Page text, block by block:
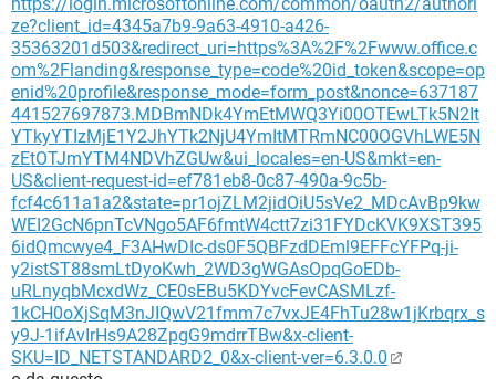
ze?client_id=4345a7b9-9a63-4910-a426-
35363201d503&redirect_uri=https%3A%2F%2Fwww.office.c
om%2Flanding&response_type=code%20id_token&scope=op
enid%20profile&response_mode=form_post&nonce=637187
441527697873.MDBmNDk4YmEtMWQ3Yi00OTEwLTk5N2It
YTkyYTIzMjE1Y2JhYTk2NjU4YmItMTRmNC00OGVhLWE5N
zEtOTJmYTM4NDVhZGUw&ui_locales=en-US&mkt=en-
US&client-request-id=ef781eb8-0c87-490a-9c5b-
fcf4c611a1a2&state=pr1ojZLM2jidOiU5sVe2_MDcAvBp9kw
WEI2GcN6pnTcVNgo5AF6fmtW4ctt7zi31FYDcKVK9XST395
6idQmcwye4_F3AHwDIc-ds0F5QBFzdDEml9EFFcYFPq-ji-
y2istST88smLtDyoKwh_2WD3gWGAsOpqGoEDb-
uRLnyqbMcxdWz_CE0sEBu5KDYvcFevCASMLzf-
1kCH0oXjSqM3nJIQwV21fmm7c7vxJE4FhTu28w1jKrbqrx_s
y9J-1ifAvIrHs9A28ZpgG9mdrrTBw&x-client-
SKU=ID_NETSTANDARD2_0&x-client-ver=6.3.0.0